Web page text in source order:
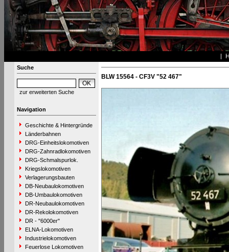
Suche
zur erweiterten Suche
Navigation
Geschichte & Hintergründe
Länderbahnen
DRG-Einheitslokomotiven
DRG-Zahnradlokomotiven
DRG-Schmalspurlok.
Kriegslokomotiven
Verlagerungsbauten
DB-Neubaulokomotiven
DB-Umbaulokomotiven
DR-Neubaulokomotiven
DR-Rekolokomotiven
DR - "6000er"
ELNA-Lokomotiven
Industrielokomotiven
Feuerlose Lokomotiven
BLW 15564 - CF3V "52 467"